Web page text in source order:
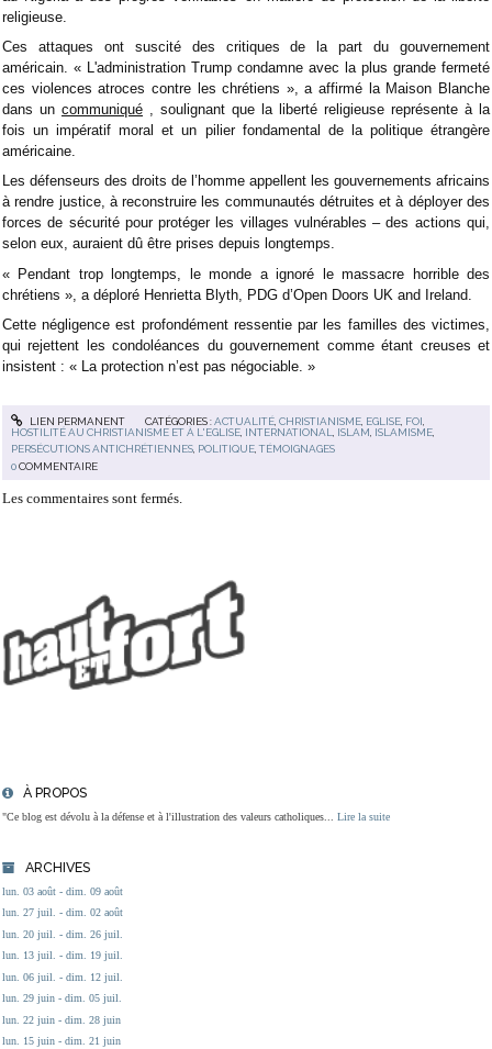
À PROPOS
"Ce blog est dévolu à la défense et à l'illustration des valeurs catholiques... Lire la suite
ARCHIVES
lun. 03 août - dim. 09 août
lun. 27 juil. - dim. 02 août
lun. 20 juil. - dim. 26 juil.
lun. 13 juil. - dim. 19 juil.
lun. 06 juil. - dim. 12 juil.
lun. 29 juin - dim. 05 juil.
lun. 22 juin - dim. 28 juin
lun. 15 juin - dim. 21 juin
religieuse.
Ces attaques ont suscité des critiques de la part du gouvernement
américain. « L'administration Trump condamne avec la plus grande fermeté
ces violences atroces contre les chrétiens », a affirmé la Maison Blanche
dans un communiqué , soulignant que la liberté religieuse représente à la
fois un impératif moral et un pilier fondamental de la politique étrangère
américaine.
Les défenseurs des droits de l’homme appellent les gouvernements africains
à rendre justice, à reconstruire les communautés détruites et à déployer des
forces de sécurité pour protéger les villages vulnérables – des actions qui,
selon eux, auraient dû être prises depuis longtemps.
« Pendant trop longtemps, le monde a ignoré le massacre horrible des
chrétiens », a déploré Henrietta Blyth, PDG d’Open Doors UK and Ireland.
Cette négligence est profondément ressentie par les familles des victimes,
qui rejettent les condoléances du gouvernement comme étant creuses et
insistent : « La protection n’est pas négociable. »
LIEN PERMANENT CATÉGORIES :ACTUALITÉ, CHRISTIANISME, EGLISE, FOI,
HOSTILITÉ AU CHRISTIANISME ET À L'EGLISE, INTERNATIONAL, ISLAM, ISLAMISME,
PERSÉCUTIONS ANTICHRÉTIENNES POLITIQUE ,TÉMOIGNAGES
0COMMENTAIRE
Les commentaires sont fermés.